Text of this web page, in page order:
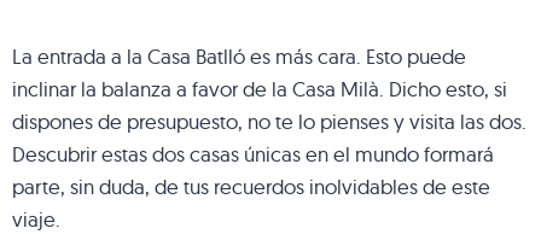
La entrada a la Casa Batlló es más cara. Esto puede
inclinar la balanza a favor de la Casa Milà. Dicho esto, si
dispones de presupuesto, no te lo pienses y visita las dos.
Descubrir estas dos casas únicas en el mundo formará
parte, sin duda, de tus recuerdos inolvidables de este
viaje.